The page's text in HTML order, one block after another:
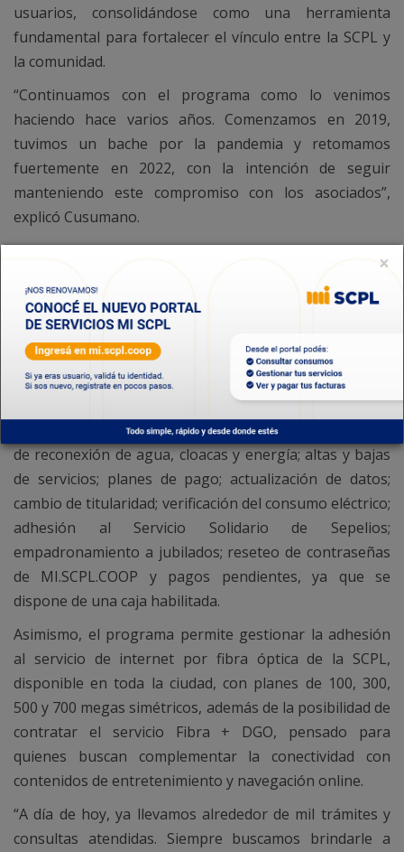
usuarios, consolidándose como una herramienta
fundamental para fortalecer el vínculo entre la SCPL y
la comunidad.
“Continuamos con el programa como lo venimos
haciendo hace varios años. Comenzamos en 2019,
tuvimos un bache por la pandemia y retomamos
fuertemente en 2022, con la intención de seguir
manteniendo este compromiso con los asociados”,
explicó Cusumano.
Actualmente, “SCPL en tu barrio” se desarrolla cuatro
viernes, alternando visitas entre Zona Sur y Zona
Norte para garantizar una mayor cobertura territorial
y facilitar el acceso a todo tipo de gestiones.
Durante cada jornada, que se realiza desde las 09:00 y
hasta las 14:00 horas, los usuarios pueden efectuar
una amplia variedad de gestiones, entre ellas: solicitud
de reconexión de agua, cloacas y energía; altas y bajas
de servicios; planes de pago; actualización de datos;
cambio de titularidad; verificación del consumo eléctrico;
adhesión al Servicio Solidario de Sepelios;
empadronamiento a jubilados; reseteo de contraseñas
de MI.SCPL.COOP y pagos pendientes, ya que se
dispone de una caja habilitada.
Asimismo, el programa permite gestionar la adhesión
al servicio de internet por fibra óptica de la SCPL,
disponible en toda la ciudad, con planes de 100, 300,
500 y 700 megas simétricos, además de la posibilidad de
contratar el servicio Fibra + DGO, pensado para
quienes buscan complementar la conectividad con
contenidos de entretenimiento y navegación online.
“A día de hoy, ya llevamos alrededor de mil trámites y
consultas atendidas. Siempre buscamos brindarle a
×